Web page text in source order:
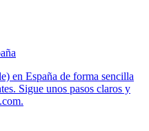
en España de forma sencilla
Sigue unos pasos claros y